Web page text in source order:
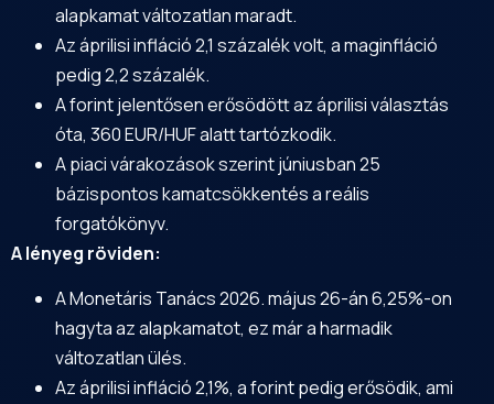
alapkamat változatlan maradt.
Az áprilisi infláció 2,1 százalék volt, a maginfláció
pedig 2,2 százalék.
A forint jelentősen erősödött az áprilisi választás
óta, 360 EUR/HUF alatt tartózkodik.
A piaci várakozások szerint júniusban 25
bázispontos kamatcsökkentés a reális
forgatókönyv.
A lényeg röviden:
A Monetáris Tanács 2026. május 26-án 6,25%-on
hagyta az alapkamatot, ez már a harmadik
változatlan ülés.
Az áprilisi infláció 2,1%, a forint pedig erősödik, ami